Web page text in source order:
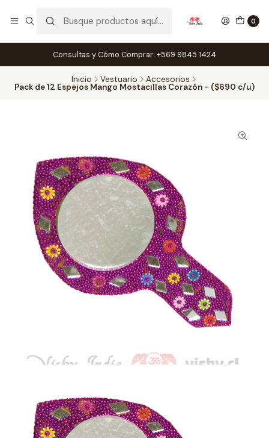
0
Consultas y Cómo Comprar: +569 9845 1424
Inicio Vestuario Accesorios
Pack de 12 Espejos Mango Mostacillas Corazón - ($690 c/u)